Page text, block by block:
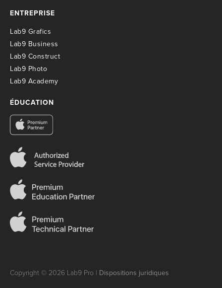
ENTREPRISE
Lab9 Grafics
Lab9 Business
Lab9 Construct
Lab9 Photo
Lab9 Academy
ÉDUCATION
Copyright © 2026 Lab9 Pro | Dispositions juridiques